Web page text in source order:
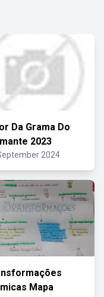
Da Grama Do
2023
2024
Mapa